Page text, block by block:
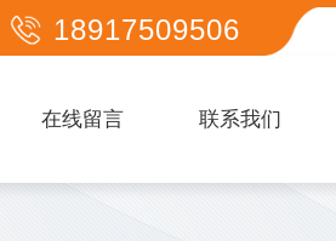
18917509506
在线留言 联系我们